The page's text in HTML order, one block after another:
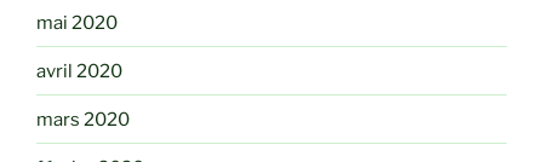
mai 2020
avril 2020
mars 2020